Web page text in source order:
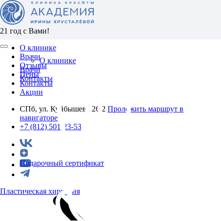
21 год с Вами!
О клинике
Врачи
Отзывы
Цены
Контакты
Акции
СПб, ул. Куйбышева 26/2 Проложить маршрут в
навигаторе
+7 (812) 501-23-53
Пластическая хирургия
О клинике
Врачи
Контакты
Подарочный сертификат